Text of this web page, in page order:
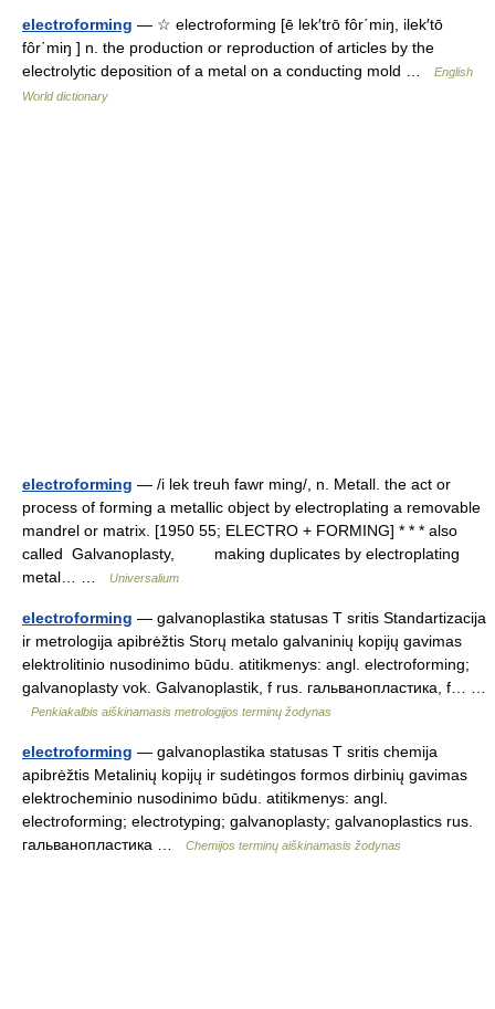
electroforming — ☆ electroforming [ē lek′trō fôr΄miŋ, ilek′tō
fôr΄miŋ ] n. the production or reproduction of articles by the
electrolytic deposition of a metal on a conducting mold …
English
World dictionary
electroforming — /i lek treuh fawr ming/, n. Metall. the act or
process of forming a metallic object by electroplating a removable
mandrel or matrix. [1950 55; ELECTRO + FORMING] * * * also
called Galvanoplasty, making duplicates by electroplating
metal… …
Universalium
electroforming — galvanoplastika statusas T sritis Standartizacija
ir metrologija apibrėžtis Storų metalo galvaninių kopijų gavimas
elektrolitinio nusodinimo būdu. atitikmenys: angl. electroforming;
galvanoplasty vok. Galvanoplastik, f rus. гальванопластика, f… …
Penkiakalbis aiškinamasis metrologijos terminų žodynas
electroforming — galvanoplastika statusas T sritis chemija
apibrėžtis Metalinių kopijų ir sudėtingos formos dirbinių gavimas
elektrocheminio nusodinimo būdu. atitikmenys: angl.
electroforming; electrotyping; galvanoplasty; galvanoplastics rus.
гальванопластика …
Chemijos terminų aiškinamasis žodynas